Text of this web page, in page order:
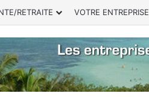
RETRAITE VOTRE ENTREPRISE